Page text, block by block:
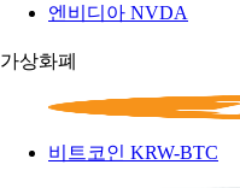
엔비디아 NVDA
가상화폐
비트코인 KRW-BTC